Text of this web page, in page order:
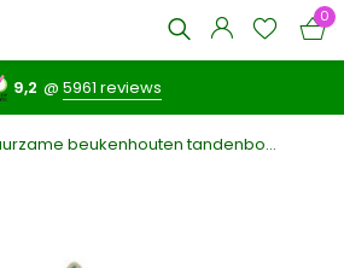
0
9,2 @5961 reviews
beukenhouten tandenbo...